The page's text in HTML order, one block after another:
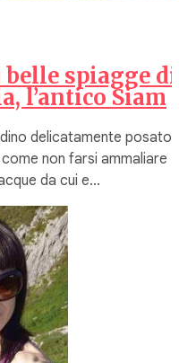
spiagge di
l’antico Siam
delicatamente posato
non farsi ammaliare
da cui e…